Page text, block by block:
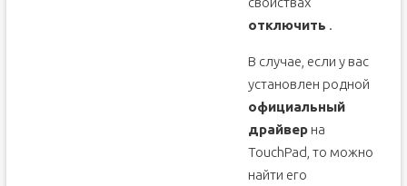
отключить .
В случае, если у вас
установлен родной
официальный
драйверна
TouchPad, то можно
найти его